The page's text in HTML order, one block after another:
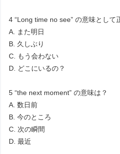
4 “Long time no see” の意味として
A. また明日
B. 久しぶり
C. もう会わない
D. どこにいるの？
5 “the next moment” の意味は？
A. 数日前
B. 今のところ
C. 次の瞬間
D. 最近